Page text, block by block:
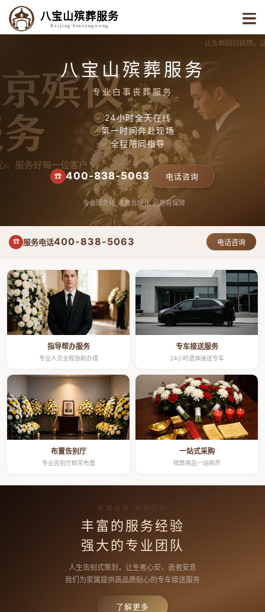
八宝山殡葬服务
Beijing binzangwang
八宝山殡葬服务
专业白事丧葬服务
✓ 24小时全天在线
✓ 第一时间奔赴现场
✓ 全程陪同指导
☎ 400-838-5063 电话咨询
专业服务化 收费合理化 品质有保障
☎ 服务电话400-838-5063 电话咨询
指导帮办服务
专业人员全程协助办理
专车接送服务
24小时遗体接送专车
布置告别厅
专业告别厅鲜花布置
一站式采购
殡葬用品一站购齐
高端品质 按需定制
丰富的服务经验
强大的专业团队
人生告别式策划，让生者心安，逝者安息
我们为家属提供高品质贴心的专车接送服务
了解更多